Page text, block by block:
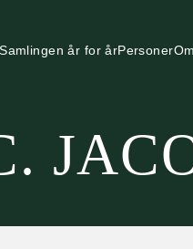
Samlingen år for årPersoner